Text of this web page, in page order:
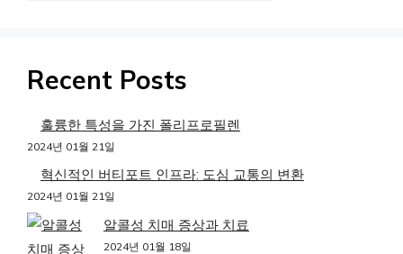
Recent Posts
훌륭한 특성을 가진 폴리프로필렌
2024년 01월 21일
혁신적인 버티포트 인프라: 도심 교통의 변환
2024년 01월 21일
알콜성 치매 증상과 치료
2024년 01월 18일